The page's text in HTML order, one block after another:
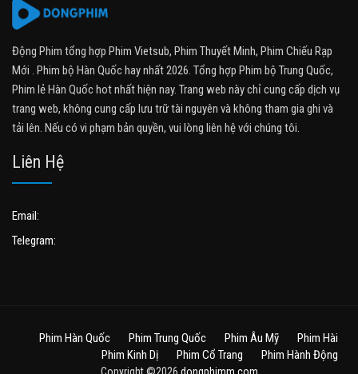
Động Phim tổng hợp Phim Vietsub, Phim Thuyết Minh, Phim Chiếu Rạp
Mới . Phim bộ Hàn Quốc hay nhất 2026. Tổng hợp Phim bộ Trung Quốc,
Phim lẻ Hàn Quốc hot nhất hiện nay. Trang web này chỉ cung cấp dịch vụ
trang web, không cung cấp lưu trữ tài nguyên và không tham gia ghi và
tải lên. Nếu có vi phạm bản quyền, vui lòng liên hệ với chúng tôi.
Liên Hệ
Email:
Telegram:
Phim Hàn Quốc Phim Trung Quốc Phim Âu Mỹ
Phim Hài
Phim Kinh Dị
Phim Cổ Trang Phim Hành Động